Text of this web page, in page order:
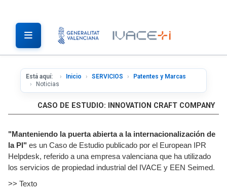
Está aquí: Inicio SERVICIOS
Patentes y Marcas
Noticias
CASO DE ESTUDIO: INNOVATION CRAFT COMPANY
"Manteniendo la puerta abierta a la internacionalización de
la PI" es un Caso de Estudio publicado por el European IPR
Helpdesk, referido a una empresa valenciana que ha utilizado
los servicios de propiedad industrial del IVACE y EEN Seimed.
>> Texto